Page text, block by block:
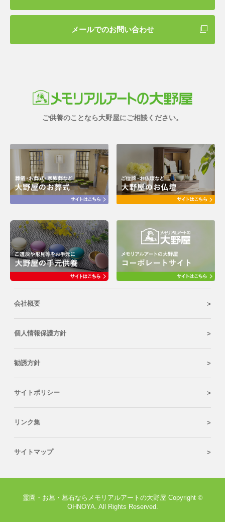
メールでのお問い合わせ
ご供養のことなら大野屋にご相談ください。
会社概要
個人情報保護方針
勧誘方針
サイトポリシー
リンク集
サイトマップ
霊園・お墓・墓石ならメモリアルアートの大野屋 Copyright ©
OHNOYA. All Rights Reserved.